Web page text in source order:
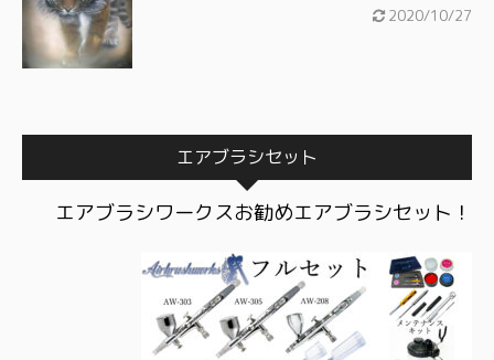
2020/10/27
エアブラシセット
エアブラシワークスお勧めエアブラシセット！